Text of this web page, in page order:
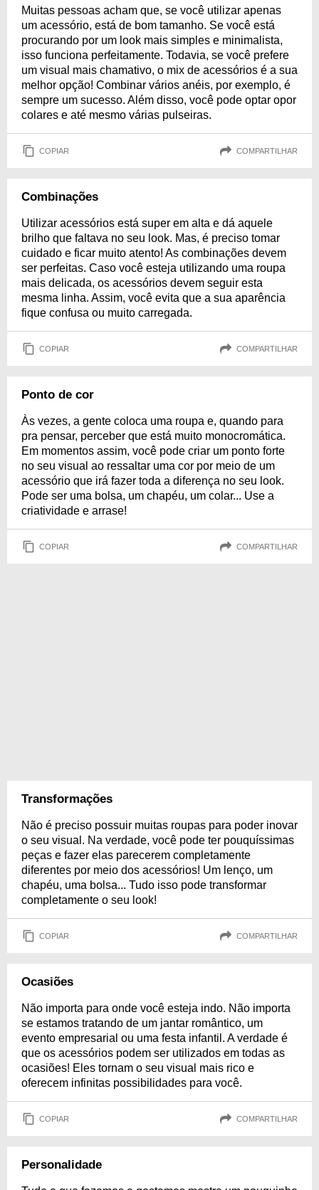
Muitas pessoas acham que, se você utilizar apenas
um acessório, está de bom tamanho. Se você está
procurando por um look mais simples e minimalista,
isso funciona perfeitamente. Todavia, se você prefere
um visual mais chamativo, o mix de acessórios é a sua
melhor opção! Combinar vários anéis, por exemplo, é
sempre um sucesso. Além disso, você pode optar opor
colares e até mesmo várias pulseiras.
COPIAR COMPARTILHAR
Combinações
Utilizar acessórios está super em alta e dá aquele
brilho que faltava no seu look. Mas, é preciso tomar
cuidado e ficar muito atento! As combinações devem
ser perfeitas. Caso você esteja utilizando uma roupa
mais delicada, os acessórios devem seguir esta
mesma linha. Assim, você evita que a sua aparência
fique confusa ou muito carregada.
COPIAR COMPARTILHAR
Ponto de cor
Às vezes, a gente coloca uma roupa e, quando para
pra pensar, perceber que está muito monocromática.
Em momentos assim, você pode criar um ponto forte
no seu visual ao ressaltar uma cor por meio de um
acessório que irá fazer toda a diferença no seu look.
Pode ser uma bolsa, um chapéu, um colar... Use a
criatividade e arrase!
COPIAR COMPARTILHAR
Transformações
Não é preciso possuir muitas roupas para poder inovar
o seu visual. Na verdade, você pode ter pouquíssimas
peças e fazer elas parecerem completamente
diferentes por meio dos acessórios! Um lenço, um
chapéu, uma bolsa... Tudo isso pode transformar
completamente o seu look!
COPIAR COMPARTILHAR
Ocasiões
Não importa para onde você esteja indo. Não importa
se estamos tratando de um jantar romântico, um
evento empresarial ou uma festa infantil. A verdade é
que os acessórios podem ser utilizados em todas as
ocasiões! Eles tornam o seu visual mais rico e
oferecem infinitas possibilidades para você.
COPIAR COMPARTILHAR
Personalidade